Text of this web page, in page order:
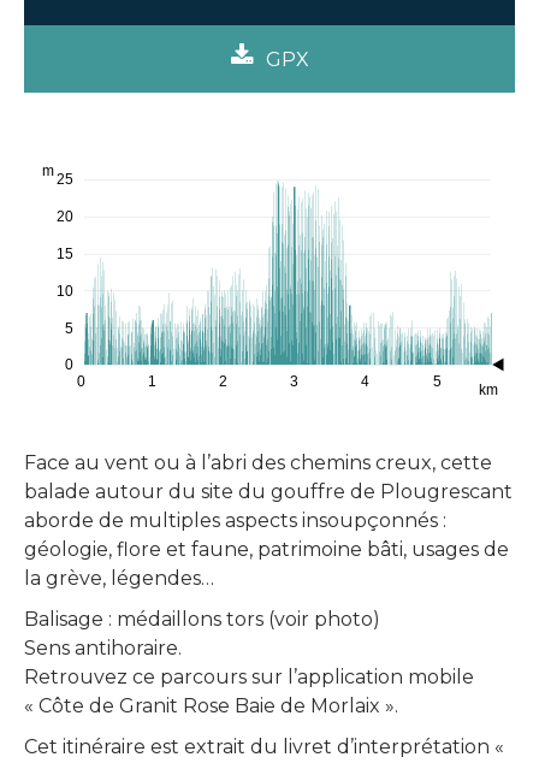
0 1 2 3 4 5
km
0
5
10
15
20
25
m
Face au vent ou à l’abri des chemins creux, cette
balade autour du site du gouffre de Plougrescant
aborde de multiples aspects insoupçonnés :
géologie, flore et faune, patrimoine bâti, usages de
la grève, légendes…
Balisage : médaillons tors (voir photo)
Sens antihoraire.
Retrouvez ce parcours sur l’application mobile
« Côte de Granit Rose Baie de Morlaix ».
Cet itinéraire est extrait du livret d’interprétation «
GPX